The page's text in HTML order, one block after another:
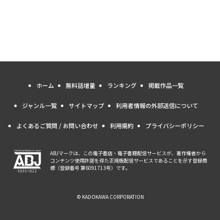
ホーム 無料話増量 ランキング 掲載作品一覧
ジャンル一覧 サイトマップ 利用者情報の外部送信について
よくあるご質問 / お問い合わせ 利用規約 プライバシーポリシー
ABJマークは、この電子書店・電子書籍配信サービスが、著作権者から
コンテンツ使用許諾を得た正規版配信サービスであることを示す登録商
標（登録番号 第6091713号）です。
© KADOKAWA CORPORATION